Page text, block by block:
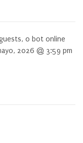
0 bot online
2026 @ 3:59 pm